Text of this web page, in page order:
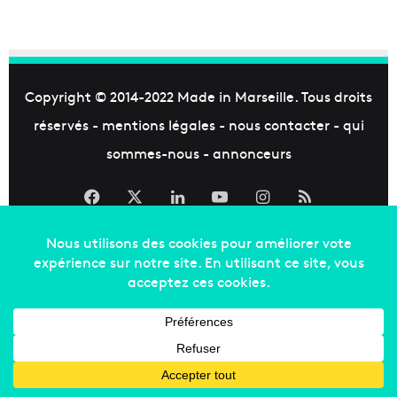
Copyright © 2014-2022 Made in Marseille. Tous droits
réservés - mentions légales- nous contacter- qui
sommes-nous- annonceurs
Facebook LinkedinYouTubeInstagram